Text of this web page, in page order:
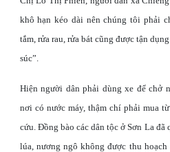
khô hạn kéo dài nên chúng tôi phải
tắm, rửa rau, rửa bát cũng được tận
súc”.
Hiện người dân phải dùng xe để chở
nơi có nước máy, thậm chí phải mua
cứu. Đồng bào các dân tộc ở Sơn La
lúa, nương ngô không được thu